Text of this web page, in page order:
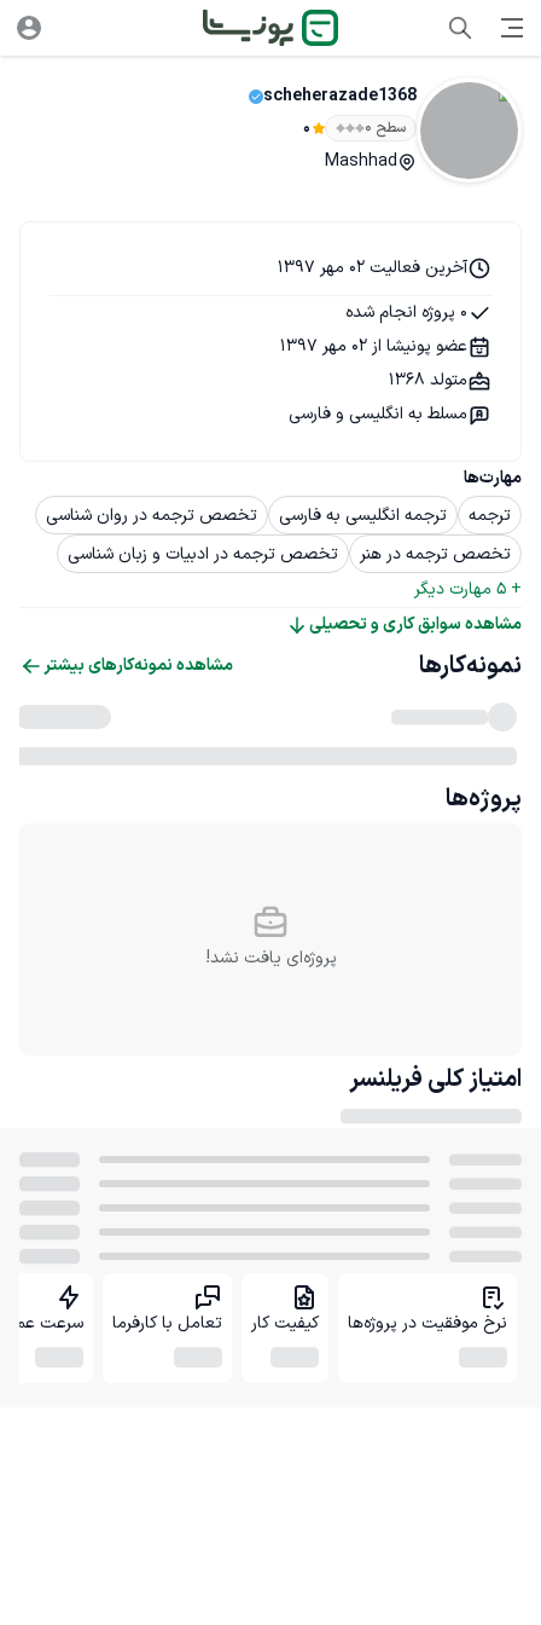
scheherazade1368
سطح ۰ 0
Mashhad
مهارت‌ها
ترجمه
ترجمه انگلیسی به فارسی
تخصص ترجمه در روان شناسی
تخصص ترجمه در هنر
تخصص ترجمه در ادبیات و زبان شناسی
+
5 مهارت دیگر
مشاهده سوابق کاری و تحصیلی
آخرین فعالیت 02 مهر 1397
0 پروژه انجام شده
عضو پونیشا از 02 مهر 1397
متولد 1368
مسلط به انگلیسی و فارسی
نمونه‌کارها مشاهده نمونه‌کارهای بیشتر
پروژه‌ها
پروژه‌ای یافت نشد!
امتیاز کلی فریلنسر
نرخ موفقیت در پروژه‌ها کیفیت کار تعامل با کارفرما سرعت عمل